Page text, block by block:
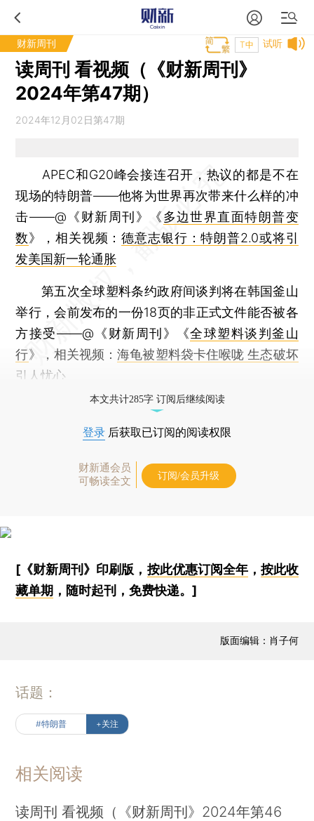
财新周刊 试听
T中
读周刊 看视频（《财新周刊》
2024年第47期）
2024年12月02日第47期
APEC和G20峰会接连召开，热议的都是不在
现场的特朗普——他将为世界再次带来什么样的冲
击——@《财新周刊》《多边世界直面特朗普变
数》，相关视频：德意志银行：特朗普2.0或将引
发美国新一轮通胀
第五次全球塑料条约政府间谈判将在韩国釜山
举行，会前发布的一份18页的非正式文件能否被各
方接受——@《财新周刊》《全球塑料谈判釜山
行》，相关视频：海龟被塑料袋卡住喉咙 生态破坏
引人忧心
本文共计285字 订阅后继续阅读
登录 后获取已订阅的阅读权限
财新通会员
可畅读全文
订阅/会员升级
[《财新周刊》印刷版， 按此优惠订阅全年， 按此收
藏单期 ，随时起刊，免费快递。]
版面编辑：肖子何
话题：
#特朗普 +关注
相关阅读
读周刊 看视频（《财新周刊》2024年第46